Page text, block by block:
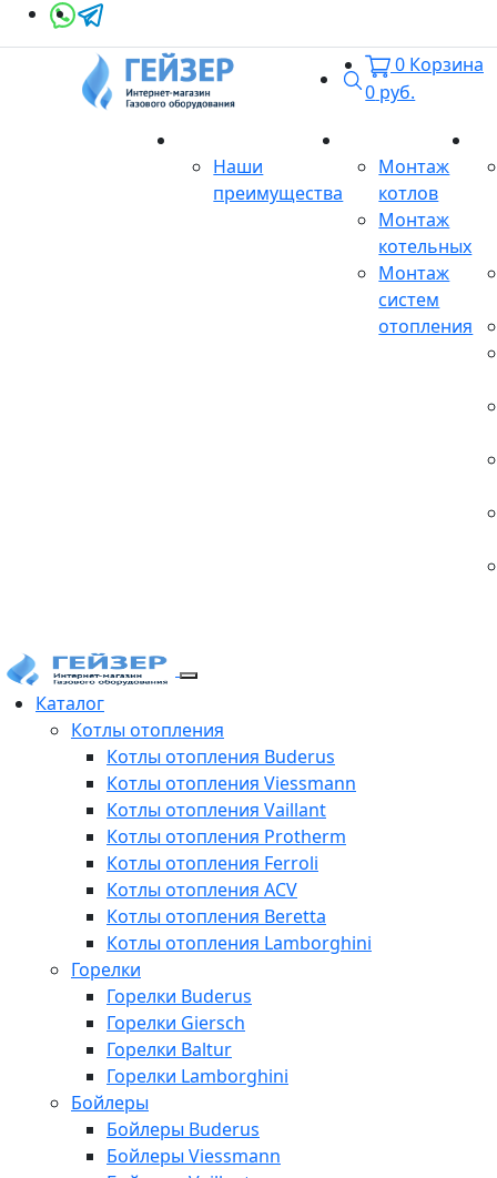
Поиск
0 Корзина
0 руб.
Наши
преимущества
Монтаж
котлов
Монтаж
котельных
Монтаж
систем
отопления
Каталог
Котлы отопления
Котлы отопления Buderus
Котлы отопления Viessmann
Котлы отопления Vaillant
Котлы отопления Protherm
Котлы отопления Ferroli
Котлы отопления ACV
Котлы отопления Beretta
Котлы отопления Lamborghini
Горелки
Горелки Buderus
Горелки Giersch
Горелки Baltur
Горелки Lamborghini
Бойлеры
Бойлеры Buderus
Бойлеры Viessmann